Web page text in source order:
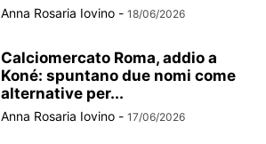
Anna Rosaria Iovino - 18/06/2026
Calciomercato Roma, addio a
Koné: spuntano due nomi come
alternative per...
Anna Rosaria Iovino - 17/06/2026